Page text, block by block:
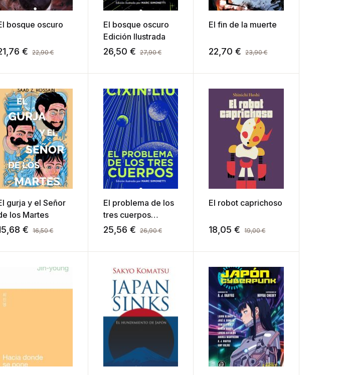
bosque oscuro
€ 22,90€
El bosque oscuro
Edición Ilustrada
26,50 € 27,90€
El fin de la muerte
22,70€ 23,90€
gurja y el Señor
los Martes
€ 16,50€
El problema de los
tres cuerpos
(Edición Ilustrada)
25,56 € 26,90€
El robot caprichoso
18,05€ 19,00€